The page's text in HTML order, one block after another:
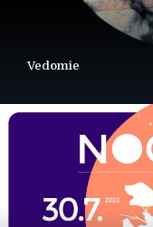
Vedomie